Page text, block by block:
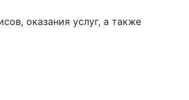
оказания услуг, а также